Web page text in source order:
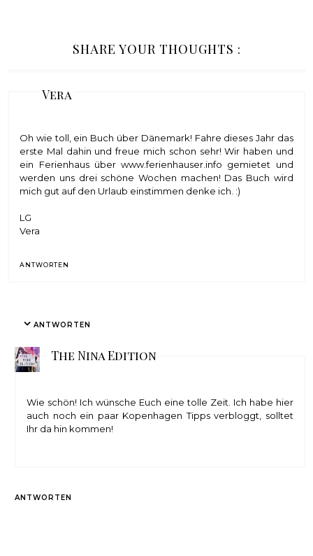
SHARE YOUR THOUGHTS :
Vera
Oh wie toll, ein Buch über Dänemark! Fahre dieses Jahr das
erste Mal dahin und freue mich schon sehr! Wir haben und
ein Ferienhaus überwww.ferienhauser.info gemietet und
werden uns drei schöne Wochen machen! Das Buch wird
mich gut auf den Urlaub einstimmen denke ich. :)
LG
Vera
ANTWORTEN
ANTWORTEN
The Nina Edition
Wie schön! Ich wünsche Euch eine tolle Zeit. Ich habe hier
auch noch ein paar Kopenhagen Tipps verbloggt, solltet
Ihr da hin kommen!
ANTWORTEN